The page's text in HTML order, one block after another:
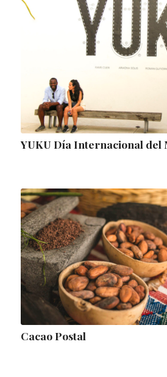
YUKU Día Internacional del
Cacao Postal